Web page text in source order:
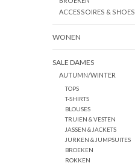
ACCESSOIRES & SHOES
WONEN
SALE DAMES
AUTUMN/WINTER
TOPS
T-SHIRTS
BLOUSES
TRUIEN & VESTEN
JASSEN & JACKETS
JURKEN & JUMPSUITES
BROEKEN
ROKKEN